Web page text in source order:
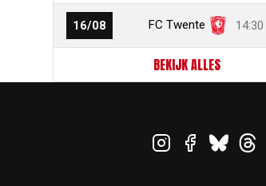
16/08 FC Twente 14:30
BEKIJK ALLES